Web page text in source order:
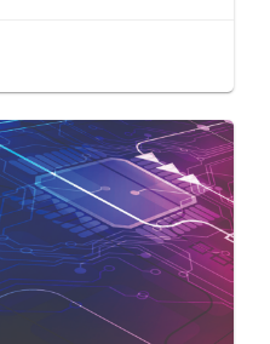
- 17.08.2026
- 27.08.2026
辅料（秋冬）博览会 (202
- 05.09.2026
(香港会议展览中心)
- 05.09.2026